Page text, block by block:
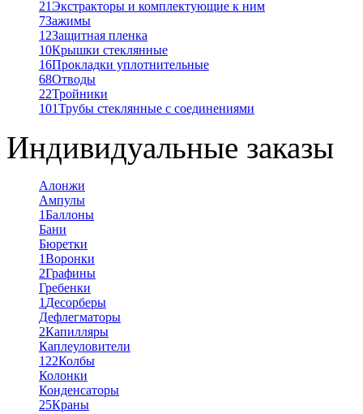
21Экстракторы и комплектующие к ним
7Зажимы
12Защитная пленка
10Крышки стеклянные
16Прокладки уплотнительные
68Отводы
22Тройники
101Трубы стеклянные с соединениями
Индивидуальные заказы
Алонжи
Ампулы
1Баллоны
Бани
Бюретки
1Воронки
2Графины
Гребенки
1 Десорберы
Дефлегматоры
2Капилляры
Каплеуловители
122Колбы
Колонки
Конденсаторы
25Краны